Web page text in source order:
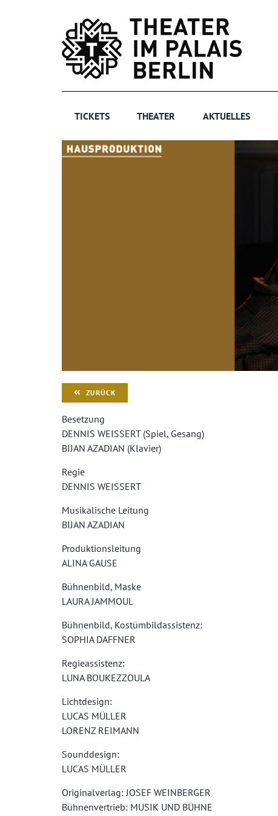
TICKETS THEATER AKTUELLES
ZURÜCK
Besetzung
DENNIS WEISSERT (Spiel, Gesang)
BIJAN AZADIAN (Klavier)
Regie
DENNIS WEISSERT
Musikalische Leitung
BIJAN AZADIAN
Produktionsleitung
ALINA GAUSE
Bühnenbild, Maske
LAURA JAMMOUL
Bühnenbild, Kostümbildassistenz:
SOPHIA DAFFNER
Regieassistenz:
LUNA BOUKEZZOULA
Lichtdesign:
LUCAS MÜLLER
LORENZ REIMANN
Sounddesign:
LUCAS MÜLLER
Originalverlag: JOSEF WEINBERGER
Bühnenvertrieb: MUSIK UND BÜHNE